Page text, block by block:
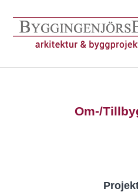
innehåll
Om-/